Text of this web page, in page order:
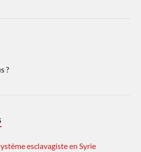
?
esclavagiste en Syrie